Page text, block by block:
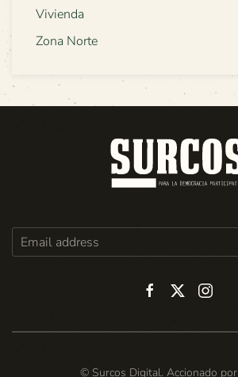
Vivienda
Zona Norte
© Surcos Digital. Accionado por